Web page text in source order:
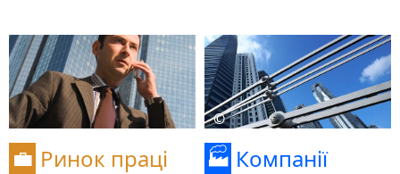
💼 Ринок праці
©
🏭 Компанії